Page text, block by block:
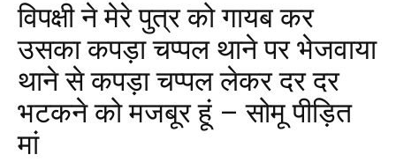
विपक्षी ने मेरे पुत्र को गायब कर
उसका कपड़ा चप्पल थाने पर भेजवाया
थाने से कपड़ा चप्पल लेकर दर दर
भटकने को मजबूर हूं – सोमू पीड़ित
मां